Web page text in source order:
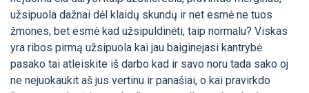
užsipuola dažnai dėl klaidų skundų ir net esmė ne tuos
žmones, bet esmė kad užsipuldinėti, taip normalu? Viskas
yra ribos pirmą užsipuola kai jau baiginejasi kantrybė
pasako tai atleiskite iš darbo kad ir savo noru tada sako oj
ne nejuokaukit aš jus vertinu ir panašiai, o kai pravirkdo